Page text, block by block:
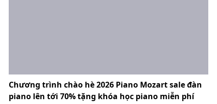
Chương trình chào hè 2026 Piano Mozart sale đàn
piano lên tới 70% tặng khóa học piano miễn phí